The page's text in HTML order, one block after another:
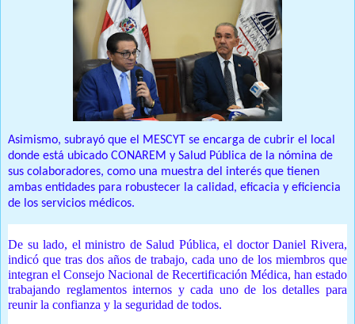
Asimismo, subrayó que el MESCYT se encarga de cubrir el local
donde está ubicado CONAREM y Salud Pública de la nómina de
sus colaboradores, como una muestra del interés que tienen
ambas entidades para robustecer la calidad, eficacia y eficiencia
de los servicios médicos.
De su lado, el ministro de Salud Pública, el doctor Daniel Rivera,
indicó que tras dos años de trabajo, cada uno de los miembros que
integran el Consejo Nacional de Recertificación Médica, han estado
trabajando reglamentos internos y cada uno de los detalles para
reunir la confianza y la seguridad de todos.